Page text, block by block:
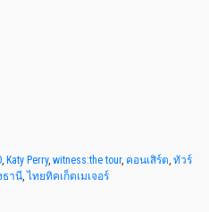
, Katy Perry, witness:the tour, คอนเสิร์ต, ทัวร์
ธานี, ไทยทิคเก็ตเมเจอร์